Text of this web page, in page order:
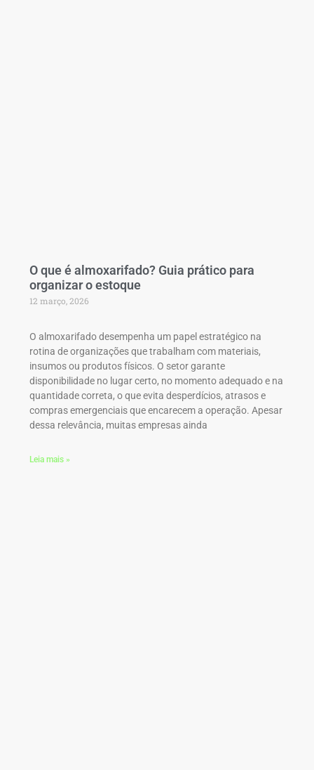
O que é almoxarifado? Guia prático para
organizar o estoque
12 março, 2026
O almoxarifado desempenha um papel estratégico na
rotina de organizações que trabalham com materiais,
insumos ou produtos físicos. O setor garante
disponibilidade no lugar certo, no momento adequado e na
quantidade correta, o que evita desperdícios, atrasos e
compras emergenciais que encarecem a operação. Apesar
dessa relevância, muitas empresas ainda
Leia mais »